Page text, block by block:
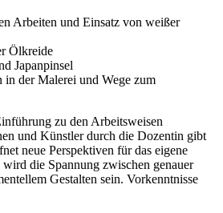
Arbeiten und Einsatz von weißer
Ölkreide
Japanpinsel
der Malerei und Wege zum
zu den Arbeitsweisen
und Künstler durch die Dozentin gibt
neue Perspektiven für das eigene
die Spannung zwischen genauer
Gestalten sein. Vorkenntnisse